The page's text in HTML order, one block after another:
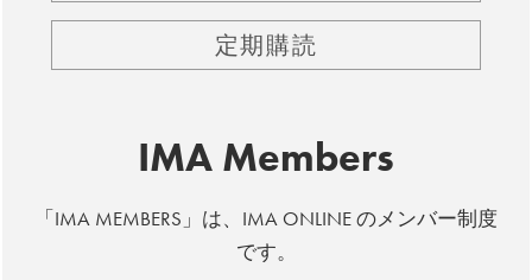
定期購読
IMA Members
「IMA MEMBERS」は、IMA ONLINE のメンバー制度
です。